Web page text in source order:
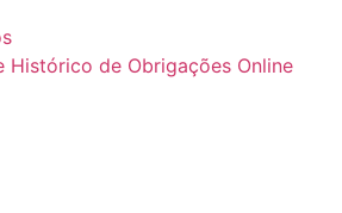
Histórico de Obrigações Online